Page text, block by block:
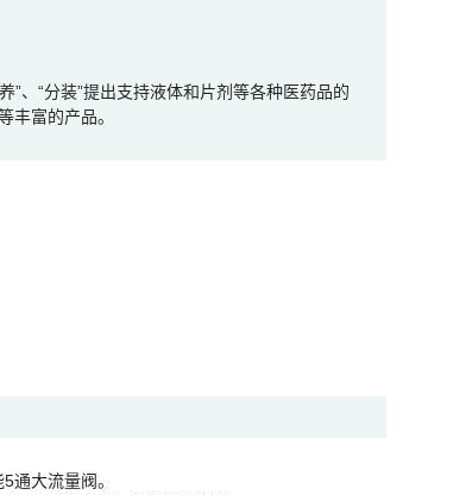
养”、“分装”提出支持液体和片剂等各种医药品的
丰富的产品。
通大流量阀。